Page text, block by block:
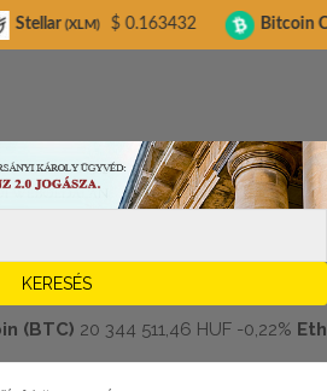
20 344 511,46 HUF-0,22%
$ 0.163432 Bitcoin Cash(BCH)